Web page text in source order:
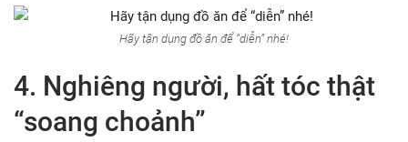
Hãy tận dụng đồ ăn để “diễn” nhé!
4. Nghiêng người, hất tóc thật
“soang choảnh”